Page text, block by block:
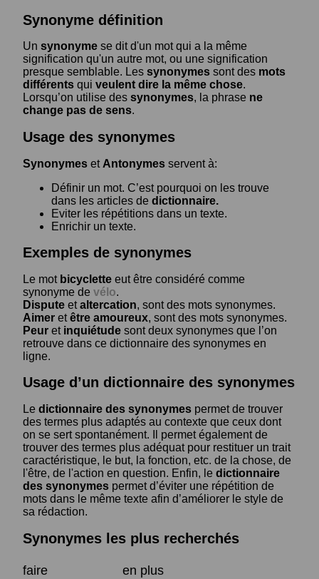
Synonyme définition
Un synonyme se dit d'un mot qui a la même
signification qu'un autre mot, ou une signification
presque semblable. Les synonymes sont des mots
différents qui veulent dire la même chose.
Lorsqu’on utilise des synonymes, la phrase ne
change pas de sens.
Usage des synonymes
Synonymes et Antonymes servent à:
Définir un mot. C’est pourquoi on les trouve
dans les articles de dictionnaire.
Eviter les répétitions dans un texte.
Enrichir un texte.
Exemples de synonymes
Le mot bicyclette eut être considéré comme
synonyme de vélo.
Dispute etaltercation, sont des mots synonymes.
Aimer etêtre amoureux, sont des mots synonymes.
Peur et inquiétude sont deux synonymes que l’on
retrouve dans ce dictionnaire des synonymes en
ligne.
Usage d’un dictionnaire des synonymes
Le dictionnaire des synonymes permet de trouver
des termes plus adaptés au contexte que ceux dont
on se sert spontanément. Il permet également de
trouver des termes plus adéquat pour restituer un trait
caractéristique, le but, la fonction, etc. de la chose, de
l'être, de l'action en question. Enfin, le dictionnaire
des synonymes permet d’éviter une répétition de
mots dans le même texte afin d’améliorer le style de
sa rédaction.
Synonymes les plus recherchés
faire
en plus